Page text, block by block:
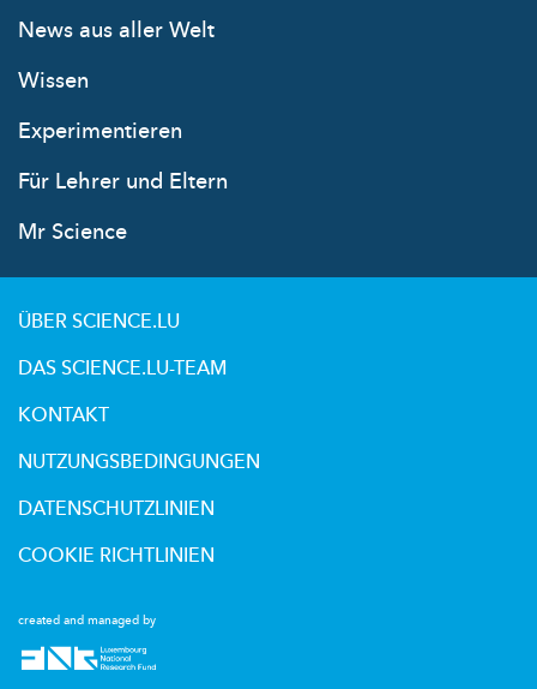
News aus aller Welt
Wissen
Experimentieren
Für Lehrer und Eltern
Mr Science
created and managed by
ÜBER SCIENCE.LU
DAS SCIENCE.LU-TEAM
KONTAKT
NUTZUNGSBEDINGUNGEN
DATENSCHUTZLINIEN
COOKIE RICHTLINIEN